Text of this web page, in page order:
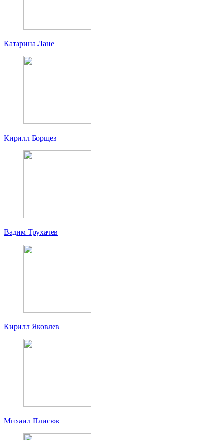
Катарина Лане
Кирилл Борщев
Вадим Трухачев
Кирилл Яковлев
Михаил Плисюк